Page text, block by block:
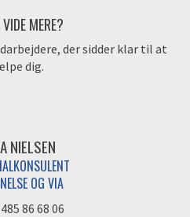
MERE?
der sidder klar til at
dig.
NIELSEN
OG VIA
86 68 06